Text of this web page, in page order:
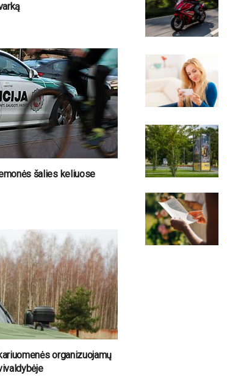
šalies keliuose
organizuojamų